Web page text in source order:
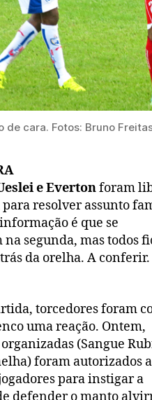
de cara. Fotos: Bruno
e Evertonforam
resolver assunto
é que se
segunda, mas todos
da orelha. A conferir.
torcedores foram
uma reação. Ontem,
(Sangue
foram autorizados a
para instigar a
defender o manto